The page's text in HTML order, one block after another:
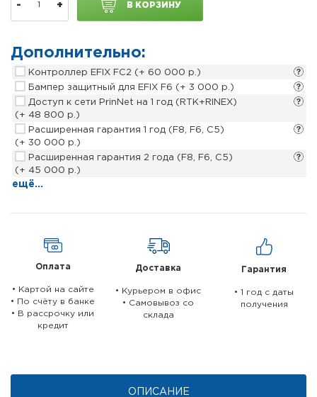
- + В КОРЗИНУ
Дополнительно:
Контроллер EFIX FC2 (+ 60 000 р.)
Бампер защитный для EFIX F6 (+ 3 000 р.)
Доступ к сети PrinNet на 1 год (RTK+RINEX)
(+ 48 800 р.)
Расширенная гарантия 1 год (F8, F6, С5)
(+ 30 000 р.)
Расширенная гарантия 2 года (F8, F6, С5)
(+ 45 000 р.)
ещё...
Оплата
• Картой на сайте
• По счёту в банке
• В рассрочку или
кредит
Доставка
• Курьером в офис
• Самовывоз со
склада
Гарантия
• 1 год c даты
получения
ОПИСАНИЕ